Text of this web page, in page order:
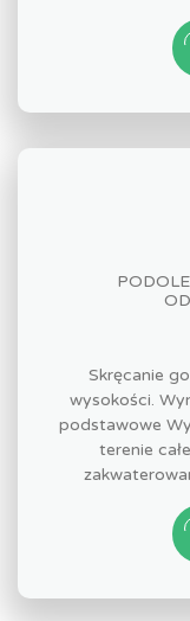
Skręcanie
wysokości.
podstawowe
terenie